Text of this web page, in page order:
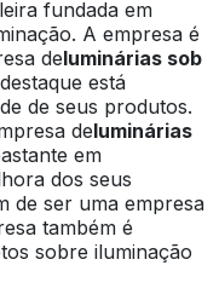
fundada em
A empresa é
deluminárias sob
está
de seus produtos.
deluminárias
em
dos seus
de ser uma empresa
também é
sobre iluminação